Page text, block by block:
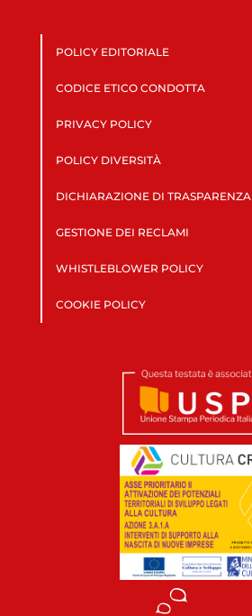
POLICY EDITORIALE
CODICE ETICO CONDOTTA
PRIVACY POLICY
POLICY DIVERSITÀ
DICHIARAZIONE DI TRASPARENZA
GESTIONE DEI RECLAMI
WHISTLEBLOWER POLICY
COOKIE POLICY